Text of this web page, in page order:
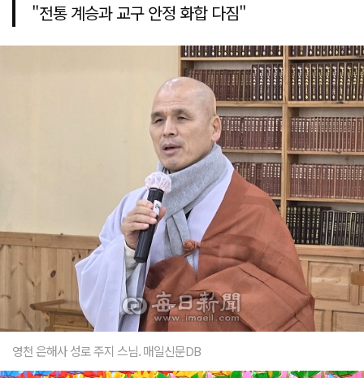
"전통 계승과 교구 안정 화합 다짐"
영천 은해사 성로 주지 스님. 매일신문DB